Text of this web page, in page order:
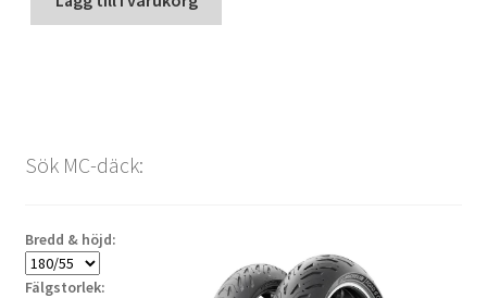
Sök MC-däck:
Bredd & höjd:
Fälgstorlek: